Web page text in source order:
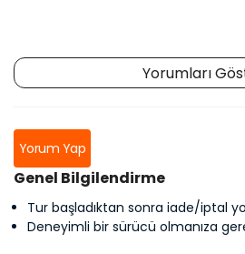
Yorumları
Yorum Yap
Genel Bilgilendirme
Tur başladıktan sonra iade/iptal
Deneyimli bir sürücü olmanıza